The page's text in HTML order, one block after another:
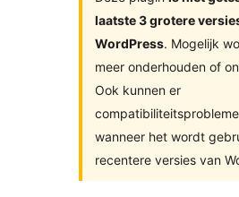
laatste 3 grotere
WordPress. Mogelijk
meer onderhouden of
Ook kunnen er
wanneer het wordt
recentere versies van